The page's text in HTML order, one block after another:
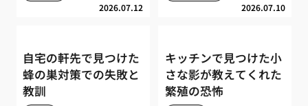
2026.07.12 2026.07.10
自宅の軒先で見つけた
蜂の巣対策での失敗と
教訓
キッチンで見つけた小
さな影が教えてくれた
繁殖の恐怖